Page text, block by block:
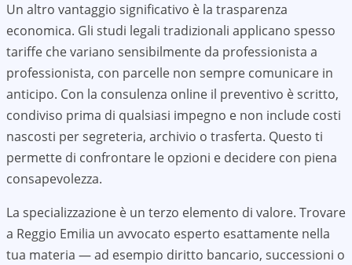
Un altro vantaggio significativo è la trasparenza
economica. Gli studi legali tradizionali applicano spesso
tariffe che variano sensibilmente da professionista a
professionista, con parcelle non sempre comunicare in
anticipo. Con la consulenza online il preventivo è scritto,
condiviso prima di qualsiasi impegno e non include costi
nascosti per segreteria, archivio o trasferta. Questo ti
permette di confrontare le opzioni e decidere con piena
consapevolezza.
La specializzazione è un terzo elemento di valore. Trovare
a Reggio Emilia un avvocato esperto esattamente nella
tua materia — ad esempio diritto bancario, successioni o